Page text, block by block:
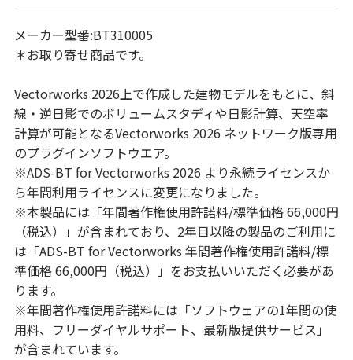
メーカー型番:BT310005
＊お取り寄せ商品です。
Vectorworks 2026上で作成した建物モデルをもとに、斜
線・逆日影でのボリュームスタディや日影計算、天空率
計算が可能となるVectorworks 2026 ネットワーク版専用
のプラグインソフトウエア。
※ADS-BT for Vectorworks 2026 より永続ライセンスか
ら年間利用ライセンスに変更になりました。
※本製品には「年間著作権使用許諾料/標準価格 66,000円
（税込）」が含まれており、2年目以降の製品のご利用に
は「ADS-BT for Vectorworks 年間著作権使用許諾料/標
準価格 66,000円（税込）」をお支払いいただく必要があ
ります。
※年間著作権使用許諾料には「ソフトウェアの1年間の使
用料、フリーダイヤルサポート、最新版提供サービス」
が含まれています。